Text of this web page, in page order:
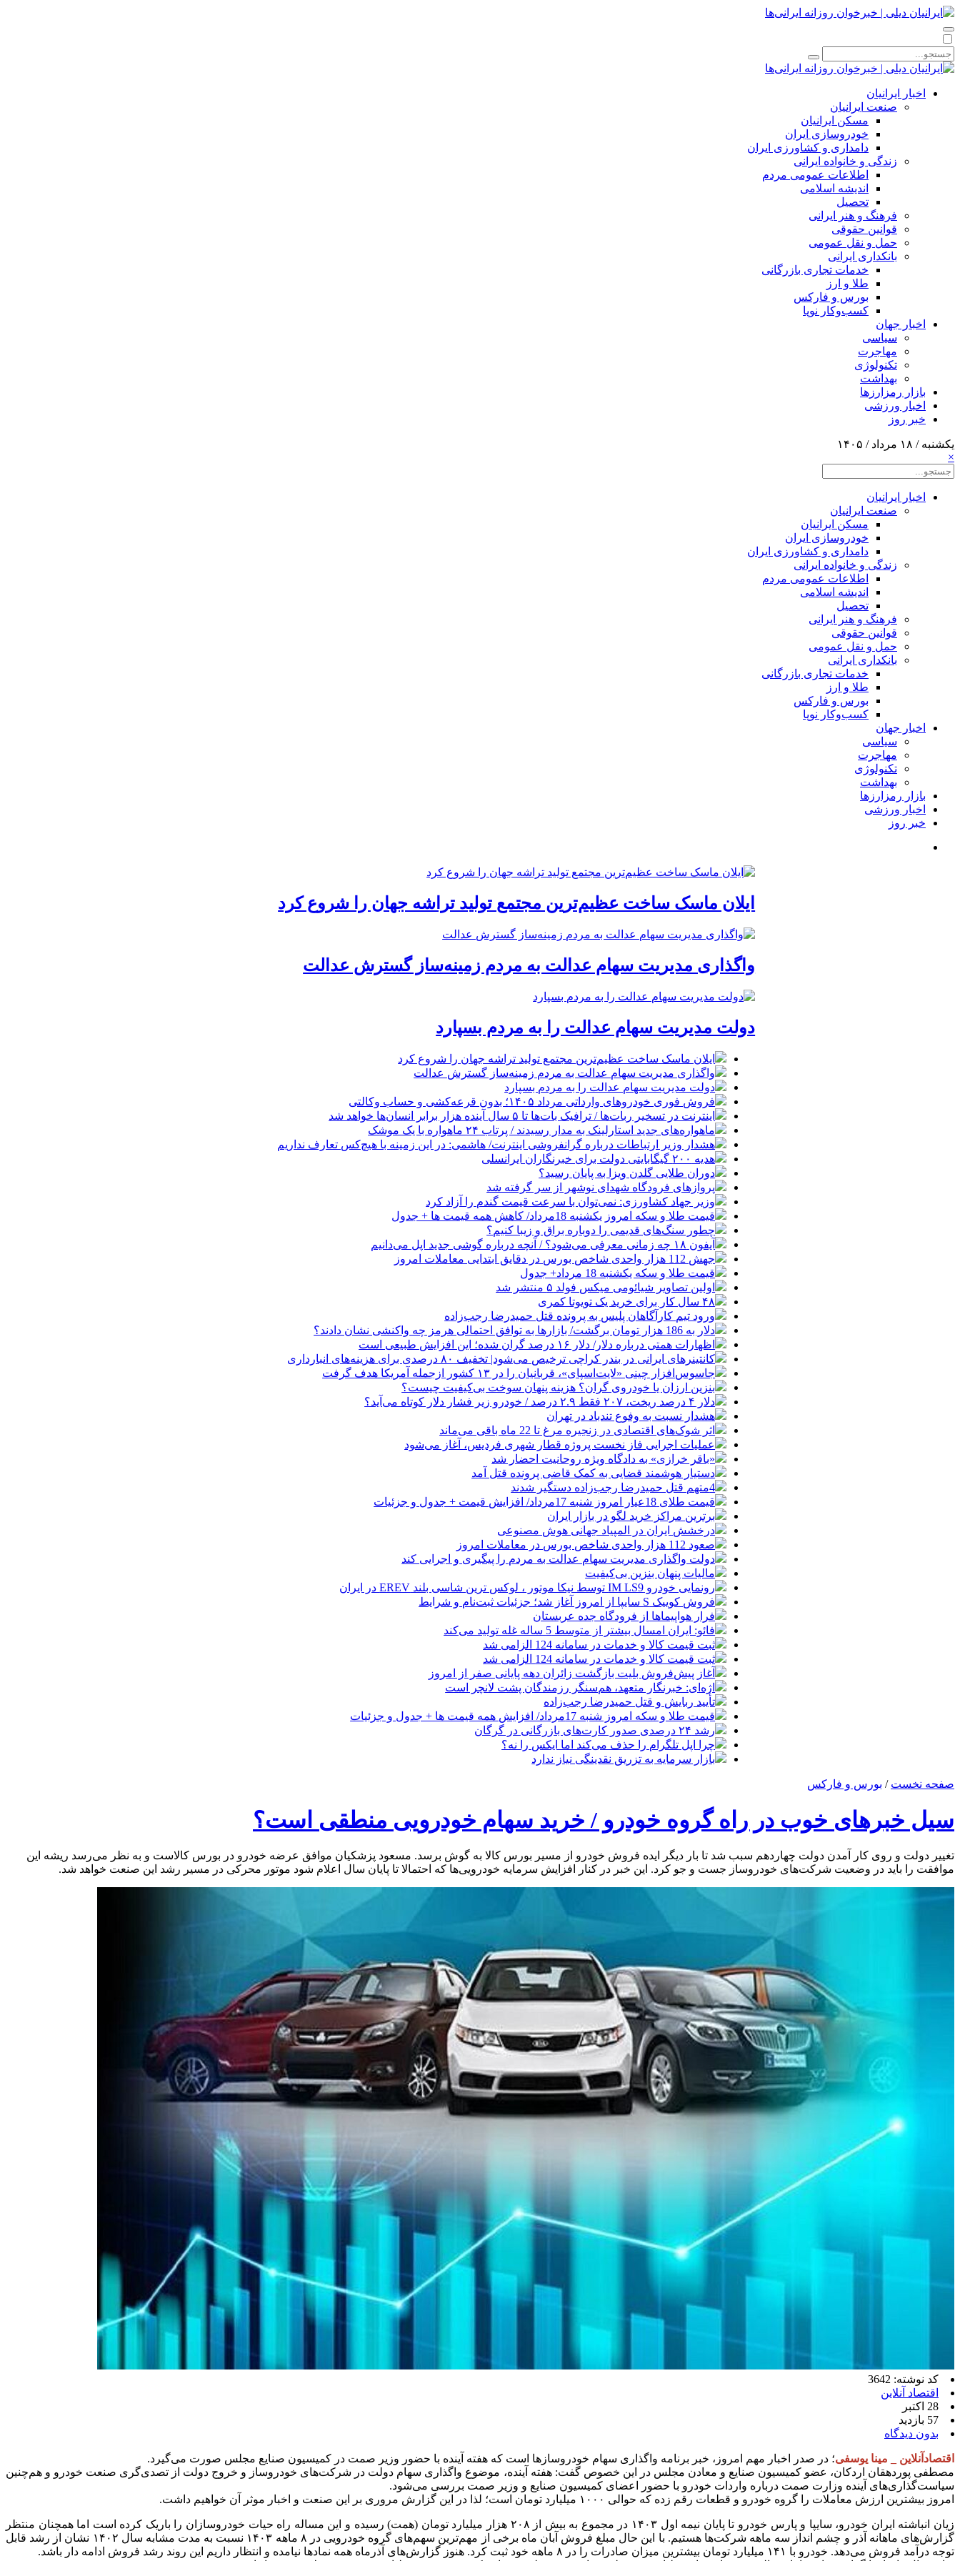
اخبار ایرانیان
صنعت ایرانیان
مسکن ایرانیان
خودروسازی ایران
دامداری و کشاورزی ایران
زندگی و خانواده ایرانی
اطلاعات عمومی مردم
اندیشه اسلامی
تحصیل
فرهنگ و هنر ایرانی
قوانین حقوقی
حمل و نقل عمومی
بانکداری ایرانی
خدمات تجاری بازرگانی
طلا و ارز
بورس و فارکس
کسب‌وکار نوپا
اخبار جهان
سیاسی
مهاجرت
تکنولوژی
بهداشت
بازار رمزارزها
اخبار ورزشی
خبر روز
یکشنبه / ۱۸ مرداد / ۱۴۰۵
×
اخبار ایرانیان
صنعت ایرانیان
مسکن ایرانیان
خودروسازی ایران
دامداری و کشاورزی ایران
زندگی و خانواده ایرانی
اطلاعات عمومی مردم
اندیشه اسلامی
تحصیل
فرهنگ و هنر ایرانی
قوانین حقوقی
حمل و نقل عمومی
بانکداری ایرانی
خدمات تجاری بازرگانی
طلا و ارز
بورس و فارکس
کسب‌وکار نوپا
اخبار جهان
سیاسی
مهاجرت
تکنولوژی
بهداشت
بازار رمزارزها
اخبار ورزشی
خبر روز
ایلان ماسک ساخت عظیم‌ترین مجتمع تولید تراشه جهان را شروع کرد
واگذاری مدیریت سهام عدالت به مردم زمینه‌ساز گسترش عدالت
دولت مدیریت سهام عدالت را به مردم بسپارد
ایلان ماسک ساخت عظیم‌ترین مجتمع تولید تراشه جهان را شروع کرد
واگذاری مدیریت سهام عدالت به مردم زمینه‌ساز گسترش عدالت
دولت مدیریت سهام عدالت را به مردم بسپارد
فروش فوری خودروهای وارداتی مرداد ۱۴۰۵؛ بدون قرعه‌کشی و حساب وکالتی
اینترنت در تسخیر ربات‌ها / ترافیک بات‌ها تا ۵ سال آینده هزار برابر انسان‌ها خواهد شد
ماهواره‌های جدید استارلینک به مدار رسیدند / پرتاب ۲۴ ماهواره با یک موشک
هشدار وزیر ارتباطات درباره گرانفروشی اینترنت/ هاشمی: در این زمینه با هیچ‌کس تعارف نداریم
هدیه ۲۰۰ گیگابایتی دولت برای خبرنگاران ایرانسلی
دوران طلایی گلدن ویزا به پایان رسید؟
پروازهای فرودگاه شهدای نوشهر از سر گرفته شد
وزیر جهاد کشاورزی: نمی‌توان با سرعت قیمت گندم را آزاد کرد
قیمت طلا و سکه امروز یکشنبه 18مرداد/ کاهش همه قیمت ها + جدول
چطور سنگ‌های قدیمی را دوباره براق و زیبا کنیم؟
آیفون ۱۸ چه زمانی معرفی می‌شود؟ / آنچه درباره گوشی جدید اپل می‌دانیم
جهش 112 هزار واحدی شاخص بورس در دقایق ابتدایی معاملات امروز
قیمت طلا و سکه یکشنبه 18 مرداد+ جدول
اولین تصاویر شیائومی میکس فولد ۵ منتشر شد
۴۸ سال کار برای خرید یک تویوتا کمری
ورود تیم کارآگاهان پلیس به پرونده قتل حمیدرضا رجب‌زاده
دلار به 186 هزار تومان برگشت/ بازارها به توافق احتمالی هرمز چه واکنشی نشان دادند؟
اظهارات همتی درباره دلار/ دلار ۱۶ درصد گران شده؛ این افزایش طبیعی است
کانتینرهای ایرانی در بندر کراچی ترخیص می‌شود| تخفیف ۸۰ درصدی برای هزینه‌های انبارداری
جاسوس‌افزار چینی «لایت‌اسپای»، قربانیان را در ۱۳ کشور ازجمله آمریکا هدف گرفت
بنزین ارزان یا خودروی گران؟ هزینه پنهان سوخت بی‌کیفیت چیست؟
دلار ۴ درصد ریخت، ۲۰۷ فقط ۲.۹ درصد / خودرو زیر فشار دلار کوتاه می‌آید؟
هشدار نسبت به وفوع تندباد در تهران
اثر شوک‌های اقتصادی در زنجیره مرغ تا 22 ماه باقی می‌ماند
عملیات اجرایی فاز نخست پروژه قطار شهری فردیس، آغاز می‌شود
«باقر خرازی» به دادگاه ویژه روحانیت احضار شد
دستیار هوشمند قضایی به کمک قاضی پرونده قتل آمد
4متهم قتل حمیدرضا رجب‌زاده دستگیر شدند
قیمت طلای 18عیار امروز شنبه 17مرداد/ افزایش قیمت + جدول و جزئیات
برترین مراکز خرید لگو در بازار ایران
درخشش ایران در المپیاد جهانی هوش مصنوعی
صعود 112 هزار واحدی شاخص بورس در معاملات امروز
دولت واگذاری مدیریت سهام عدالت به مردم را پیگیری و اجرایی کند
مالیات پنهان بنزین بی‌کیفیت
رونمایی خودرو IM LS9 توسط نیکا موتور ، لوکس ترین شاسی بلند EREV در ایران
فروش کوییک S سایپا از امروز آغاز شد؛ جزئیات ثبت‌نام و شرایط
فرار هواپیماها از فرودگاه جده عربستان
فائو: ایران امسال بیشتر از متوسط 5 ساله غله تولید می‌کند
ثبت قیمت کالا و خدمات در سامانه 124 الزامی شد
ثبت قیمت کالا و خدمات در سامانه 124 الزامی شد
آغاز پیش‌فروش بلیت بازگشت زائران دهه پایانی صفر از امروز
اژه‌ای: خبرنگار متعهد، هم‌سنگر رزمندگان پشت لانچر است
تأیید ربایش و قتل حمیدرضا رجب‌زاده
قیمت طلا و سکه امروز شنبه 17مرداد/ افزایش همه قیمت ها + جدول و جزئیات
رشد ۲۴ درصدی صدور کارت‌های بازرگانی در گرگان
چرا اپل تلگرام را حذف می‌کند اما ایکس را نه؟
بازار سرمایه به تزریق نقدینگی نیاز ندارد
صفحه نخست / بورس و فارکس
سیل خبرهای خوب در راه گروه خودرو / خرید سهام خودرویی منطقی است؟
تغییر دولت و روی کار آمدن دولت چهاردهم سبب شد تا بار دیگر ایده فروش خودرو از مسیر بورس کالا به گوش برسد. مسعود پزشکیان موافق عرضه خودرو در بورس کالاست و به نظر می‌رسد ریشه این
موافقت را باید در وضعیت شرکت‌های خودروساز جست و جو کرد. این خبر در کنار افزایش سرمایه خودرویی‌ها که احتمالا تا پایان سال اعلام شود موتور محرکی در مسیر رشد این صنعت خواهد شد.
کد نوشته: 3642
اقتصاد آنلاین
28 اکتبر
57 بازدید
بدون دیدگاه
اقتصادآنلاین _ مینا یوسفی؛ در صدر اخبار مهم امروز، خبر برنامه واگذاری سهام خودروساز‌ها است که هفته آینده با حضور وزیر صمت در کمیسیون صنایع مجلس صورت می‌گیرد.
مصطفی پوردهقان اردکان، عضو کمیسیون صنایع و معادن مجلس در این خصوص گفت: هفته آینده، موضوع واگذاری سهام دولت در شرکت‌های خودروساز و خروج دولت از تصدی‌گری صنعت خودرو و هم‌چنین
سیاست‌گذاری‌های آینده وزارت صمت درباره واردات خودرو با حضور اعضای کمیسیون صنایع و وزیر صمت بررسی می‌شود.
امروز بیشترین ارزش معاملات را گروه خودرو و قطعات رقم زده که حوالی ۱۰۰۰ میلیارد تومان است؛ لذا در این گزارش مروری بر این صنعت و اخبار موثر آن خواهیم داشت.
زیان انباشته ایران خودرو، سایپا و پارس خودرو تا پایان نیمه اول ۱۴۰۳ در مجموع به بیش از ۲۰۸ هزار میلیارد تومان (همت) رسیده و این مساله راه حیات خودروسازان را باریک کرده است اما همچنان منتظر
گزارش‌های ماهانه آذر و چشم انداز سه ماهه شرکت‌ها هستیم. با این حال مبلغ فروش آبان ماه برخی از مهم‌ترین سهم‌های گروه خودرویی در ۸ ماهه ۱۴۰۳ نسبت به مدت مشابه سال ۱۴۰۲ نشان از رشد قابل
توجه درآمد فروش می‌دهد. خودرو با ۱۴۱ میلیارد تومان بیشترین میزان صادرات را در ۸ ماهه خود ثبت کرد. هنوز گزارش‌های آذرماه همه نماد‌ها نیامده و انتظار داریم این روند رشد فروش ادامه دار باشد.